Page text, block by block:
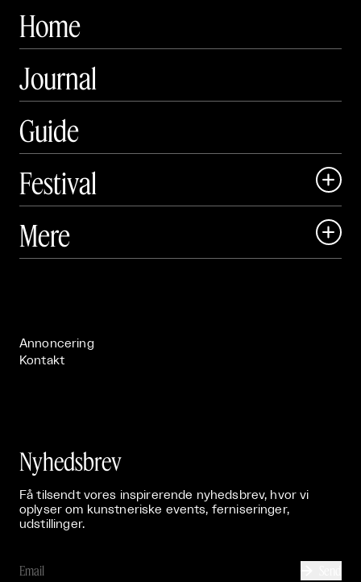
Home
Journal
Guide
Festival

 Art Matter Festival
Mere 
Annoncering
Kontakt
Nyhedsbrev
Få tilsendt vores inspirerende nyhedsbrev, hvor vi
oplyser om kunstneriske events, ferniseringer,
udstillinger.